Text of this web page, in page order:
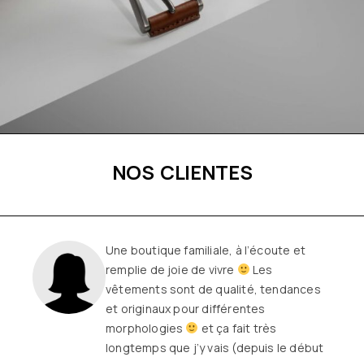
NOS CLIENTES
Une boutique familiale, à l’écoute et
remplie de joie de vivre
Les
vêtements sont de qualité, tendances
et originaux pour différentes
morphologies
et ça fait très
longtemps que j’y vais (depuis le début